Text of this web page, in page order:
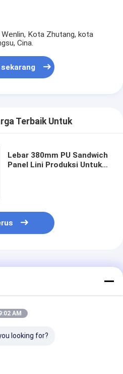
Wenlin, Kota Zhutang, kota
Cina.
Terbaik Untuk
Lebar 380mm PU Sandwich
Panel Lini Produksi Untuk
AM
looking for?